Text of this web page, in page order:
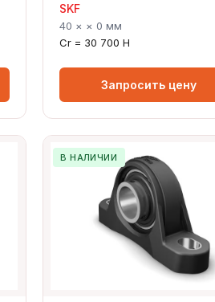
SKF
40 × × 0 мм
Cr = 30 700 Н
Запросить цену
В НАЛИЧИИ